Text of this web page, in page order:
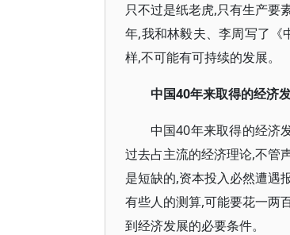
只不过是纸老虎,只有生产要
年,我和林毅夫、李周写了《
样,不可能有可持续的发展。
中国40年来取得的经济
中国40年来取得的经济
过去占主流的经济理论,不管
是短缺的,资本投入必然遭遇
有些人的测算,可能要花一两
到经济发展的必要条件。